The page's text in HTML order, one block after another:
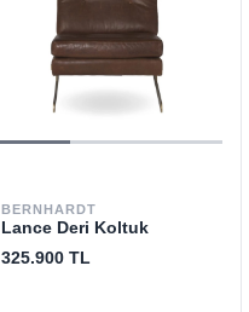
BERNHARDT
Lance Deri Koltuk
325.900 TL